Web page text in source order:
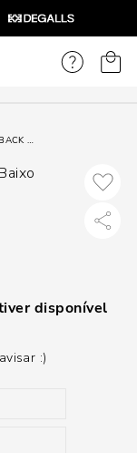
PEEP TOE SLINGBACK COURO SOFT SALTO BAIXO CINZA FOG
disponível
:)